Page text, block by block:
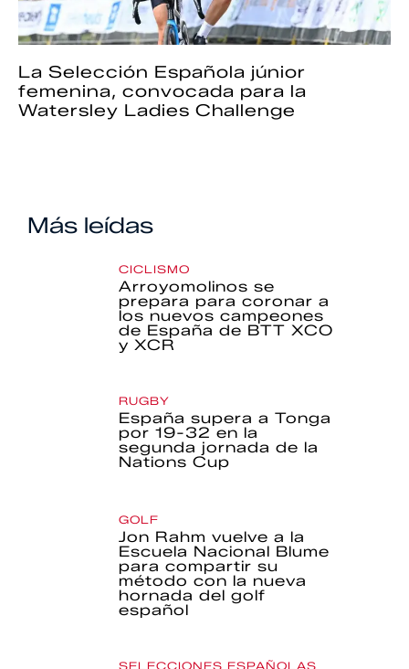
La Selección Española júnior
femenina, convocada para la
Watersley Ladies Challenge
Más leídas
CICLISMO
Arroyomolinos se
prepara para coronar a
los nuevos campeones
de España de BTT XCO
y XCR
RUGBY
España supera a Tonga
por 19-32 en la
segunda jornada de la
Nations Cup
GOLF
Jon Rahm vuelve a la
Escuela Nacional Blume
para compartir su
método con la nueva
hornada del golf
español
SELECCIONES ESPAÑOLAS